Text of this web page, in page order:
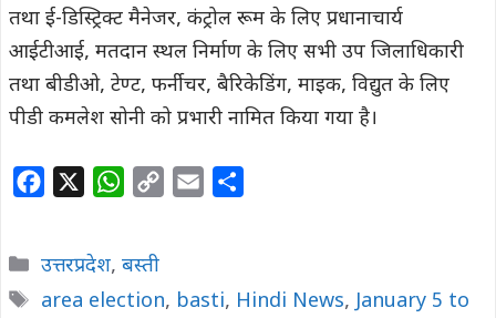
तथा ई-डिस्ट्रिक्ट मैनेजर, कंट्रोल रूम के लिए प्रधानाचार्य
आईटीआई, मतदान स्थल निर्माण के लिए सभी उप जिलाधिकारी
तथा बीडीओ, टेण्ट, फर्नीचर, बैरिकेडिंग, माइक, विद्युत के लिए
पीडी कमलेश सोनी को प्रभारी नामित किया गया है।
e
b
W
t
s
L
l
e
Categories
उत्तरप्रदेश, बस्ती
Tags
area election, basti, Hindi News,January 5 to